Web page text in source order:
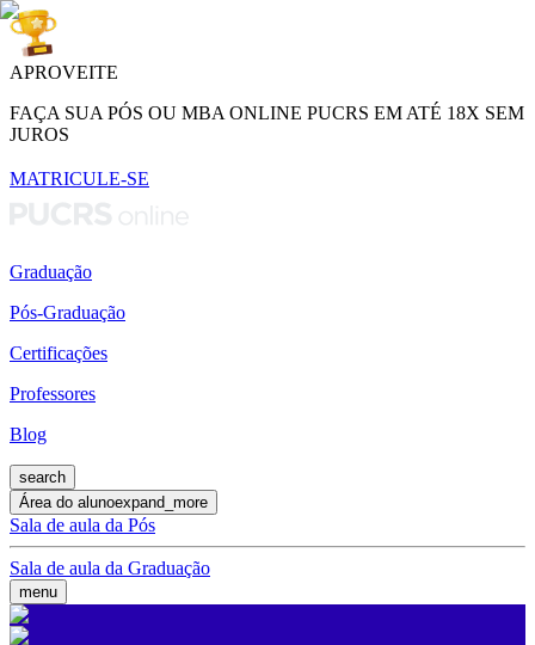
APROVEITE
FAÇA SUA PÓS OU MBA ONLINE PUCRS EM ATÉ 18X SEM
JUROS
MATRICULE-SE
Graduação
Pós-Graduação
Certificações
Professores
Blog
search
Área do alunoexpand_more
Sala de aula da Pós
Sala de aula da Graduação
menu